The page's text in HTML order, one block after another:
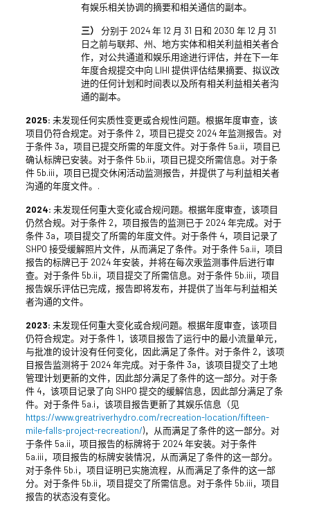
有娱乐相关协调的摘要和相关通信的副本。
三）
分别于 2024 年 12 月 31 日和 2030 年 12 月 31
日之前与联邦、州、地方实体和相关利益相关者合
作，对公共通道和娱乐用途进行评估，并在下一年
年度合规提交中向 LIHI 提供评估结果摘要、拟议改
进的任何计划和时间表以及所有相关利益相关者沟
通的副本。
2025: 未发现任何实质性变更或合规性问题。根据年度审查，该
项目仍符合规定。对于条件 2，项目已提交 2024 年监测报告。对
于条件 3a，项目已提交所需的年度文件。对于条件 5a.ii，项目已
确认标牌已安装。对于条件 5b.ii，项目已提交所需信息。对于条
件 5b.iii，项目已提交休闲活动监测报告，并提供了与利益相关者
沟通的年度文件。.
2024: 未发现任何重大变化或合规问题。根据年度审查，该项目
仍然合规。对于条件 2，项目报告的监测已于 2024 年完成。对于
条件 3a，项目提交了所需的年度文件。对于条件 4，项目记录了
SHPO 接受缓解照片文件，从而满足了条件。对于条件 5a.ii，项目
报告的标牌已于 2024 年安装，并将在每次汞监测事件后进行审
查。对于条件 5b.ii，项目提交了所需信息。对于条件 5b.iii，项目
报告娱乐评估已完成，报告即将发布，并提供了当年与利益相关
者沟通的文件。
2023: 未发现任何重大变化或合规问题。根据年度审查，该项目
仍符合规定。对于条件 1，该项目报告了运行中的最小流量单元，
与批准的设计没有任何变化，因此满足了条件。对于条件 2，该项
目报告监测将于 2024 年完成。对于条件 3a，该项目提交了土地
管理计划更新的文件，因此部分满足了条件的这一部分。对于条
件 4，该项目记录了向 SHPO 提交的缓解信息，因此部分满足了条
件。对于条件 5a.i，该项目报告更新了其娱乐信息（见
https://www.greatriverhydro.com/recreation-location/fifteen-
mile-falls-project-recreation/)，从而满足了条件的这一部分。对
于条件 5a.ii，项目报告的标牌将于 2024 年安装。对于条件
5a.iii，项目报告的标牌安装情况，从而满足了条件的这一部分。
对于条件 5b.i，项目证明已实施流程，从而满足了条件的这一部
分。对于条件 5b.ii，项目提交了所需信息。对于条件 5b.iii，项目
报告的状态没有变化。